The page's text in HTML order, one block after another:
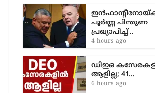
ത്ര​യാ​ണ് ഏ​റെ ദു​ഷ്ക​രം.
തി​രി​ച്ച​ല​ങ്ങാ​ടി
പൂർണ്ണ പിന്തുണ
പ്രഖ്യാപിച്ച്…
4 hours ago